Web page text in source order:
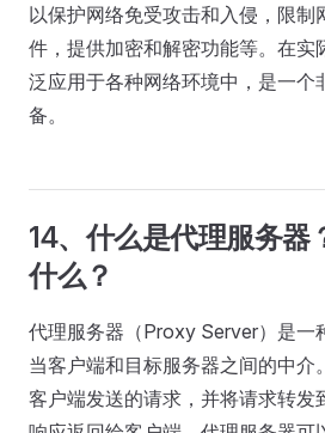
以保护网络免受攻击和入侵，限制
件，提供加密和解密功能等。在实
泛应用于各种网络环境中，是一个
备。
14、什么是代理服务器
什么？
代理服务器（Proxy Server）是一
当客户端和目标服务器之间的中介
客户端发送的请求，并将请求转发